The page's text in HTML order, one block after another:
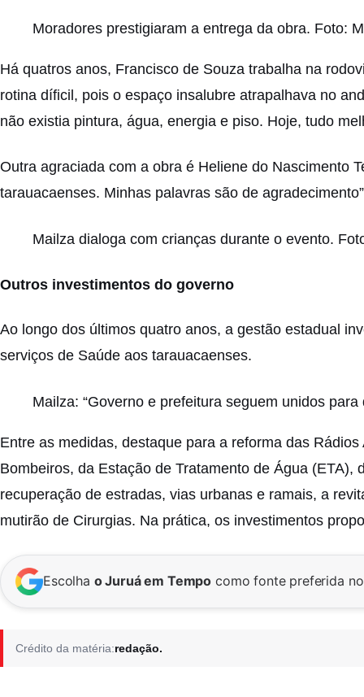
Moradores prestigiaram a entrega da obra. Foto:
Há quatros anos, Francisco de Souza trabalha na
rotina díficil, pois o espaço insalubre atrapalhava no
não existia pintura, água, energia e piso. Hoje, tudo
Outra agraciada com a obra é Heliene do Nascimento
tarauacaenses. Minhas palavras são de
Mailza dialoga com crianças durante o evento.
Outros investimentos do governo
Ao longo dos últimos quatro anos, a gestão estadual
serviços de Saúde aos tarauacaenses.
Mailza: “Governo e prefeitura seguem unidos
Entre as medidas, destaque para a reforma das
Bombeiros, da Estação de Tratamento de Água
recuperação de estradas, vias urbanas e ramais, a
mutirão de Cirurgias. Na prática, os investimentos
Escolha o Juruá em Tempo como fonte preferida
Crédito da matéria:redação.